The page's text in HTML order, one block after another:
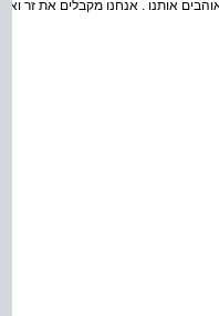
אותנו . אנחנו מקבלים את